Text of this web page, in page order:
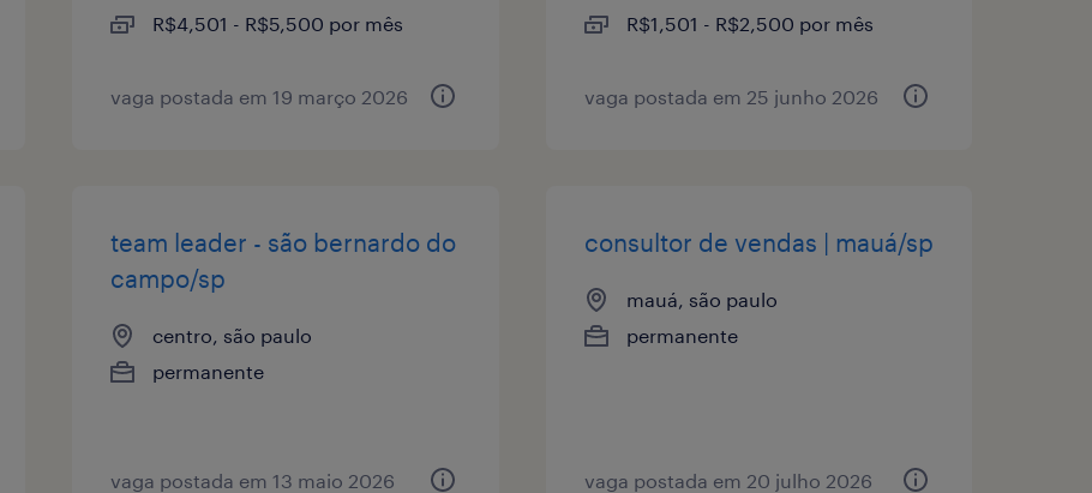
R$4,501 - R$5,500 por mês
vaga postada em 19 março 2026
R$1,501 - R$2,500 por mês
vaga postada em 25 junho 2026
team leader - são bernardo do
campo/sp
centro, são paulo
permanente
vaga postada em 13 maio 2026
consultor de vendas | mauá/sp
mauá, são paulo
permanente
vaga postada em 20 julho 2026